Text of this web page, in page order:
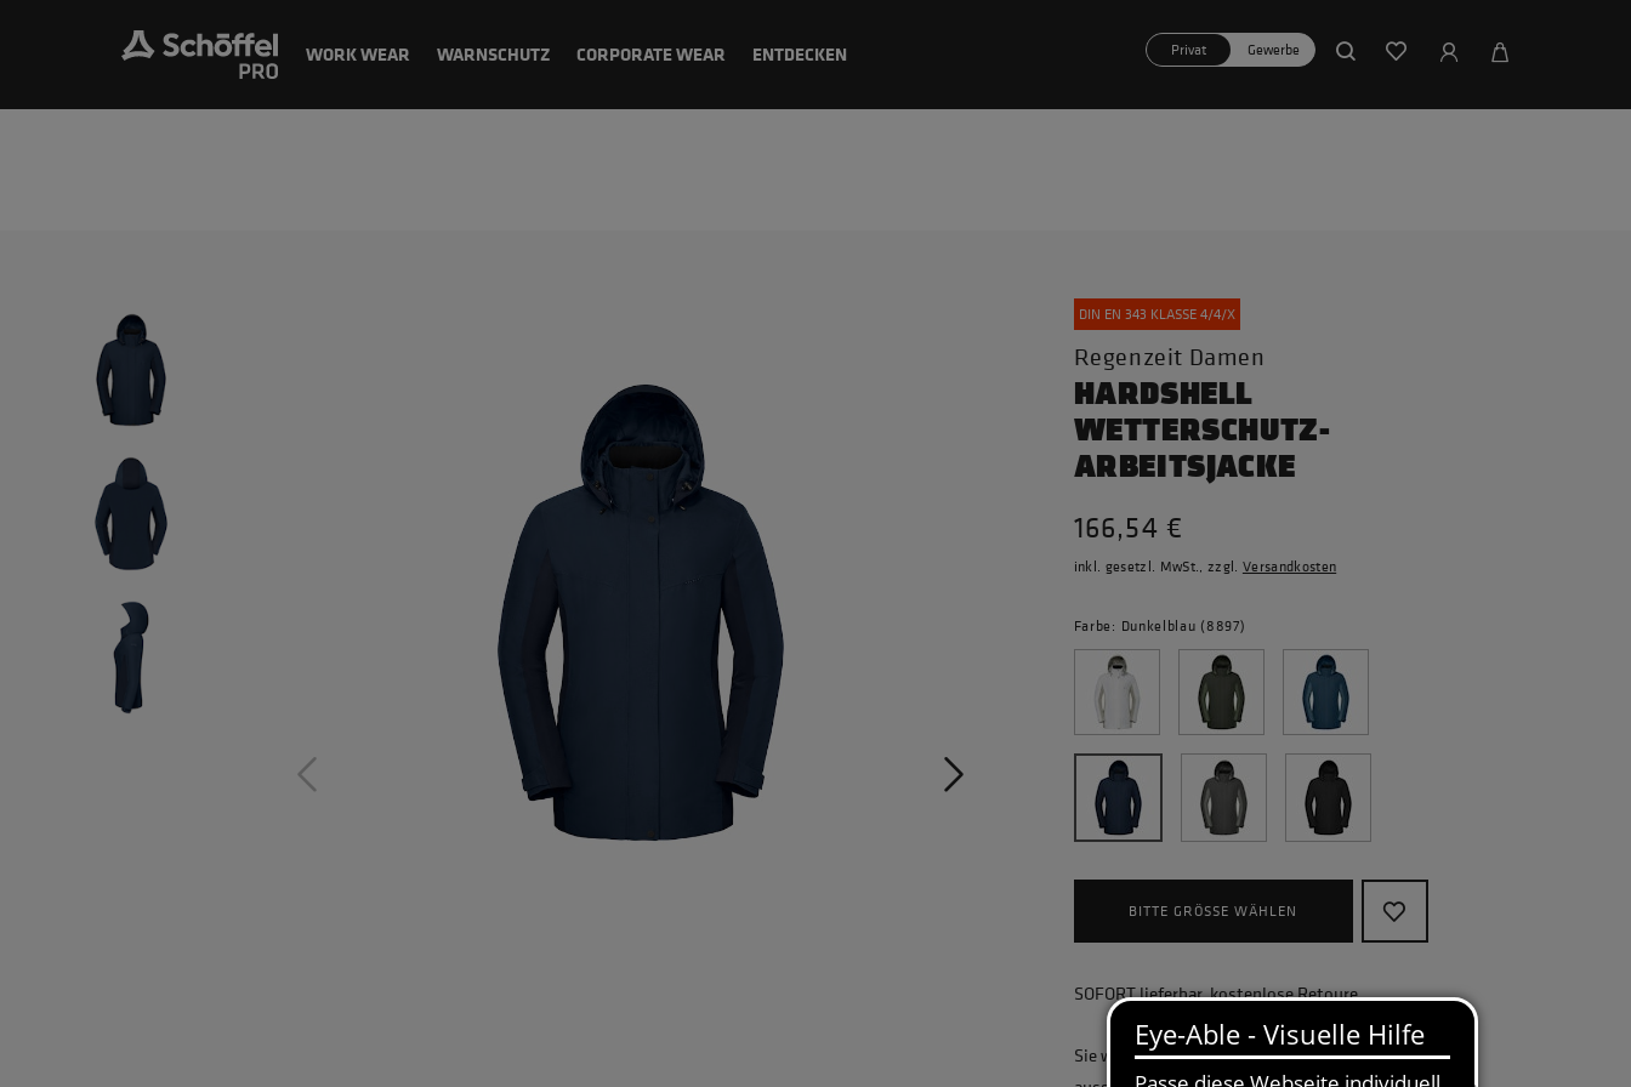
WORK WEAR WARNSCHUTZ CORPORATE WEAR ENTDECKEN Privat Gewerbe
DIN EN 343 KLASSE 4/4/X
Regenzeit Damen
HARDSHELL
WETTERSCHUTZ-
ARBEITSJACKE
166,54 €
inkl. gesetzl. MwSt., zzgl. Versandkosten
Farbe: Dunkelblau (8897)
BITTE GRÖSSE WÄHLEN
SOFORT lieferbar, kostenlose Retoure
Sie wollen Ihr Unternehmen ganzheitlich